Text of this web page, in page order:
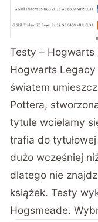
Testy – Hogwarts
Hogwarts
światem
Pottera,
tytule wcielamy
trafia do
dużo wcześniej
dlatego nie
książek. Testy
Hogsmeade.